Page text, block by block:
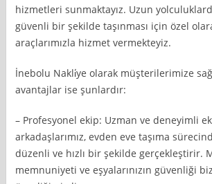
hizmetleri sunmaktayız. Uzun
güvenli bir şekilde taşınması için özel
araçlarımızla hizmet vermekteyiz.
İnebolu Nakli̇ye olarak müşterilerimize
avantajlar ise şunlardır:
– Profesyonel ekip: Uzman ve deneyimli
arkadaşlarımız, evden eve taşıma
düzenli ve hızlı bir şekilde gerçekleştirir.
memnuniyeti ve eşyalarınızın güvenliği